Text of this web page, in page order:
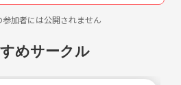
加者には公開されません
めサークル